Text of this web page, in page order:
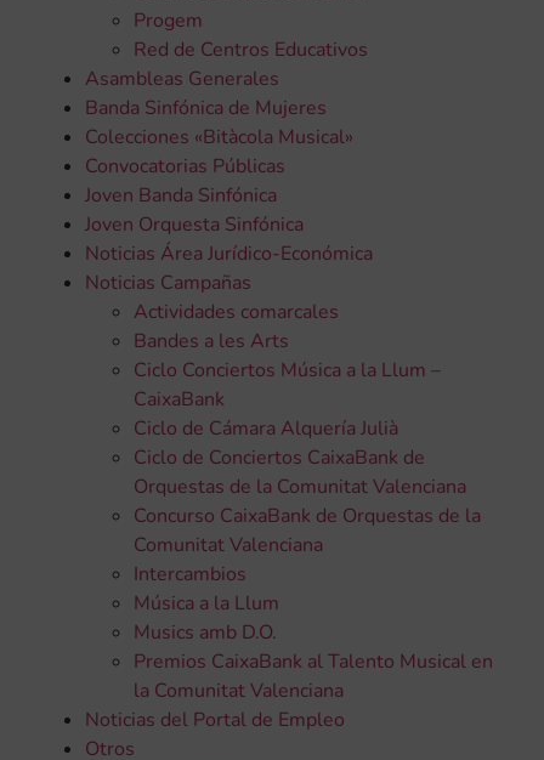
Progem
Red de Centros Educativos
Asambleas Generales
Banda Sinfónica de Mujeres
Colecciones «Bitàcola Musical»
Convocatorias Públicas
Joven Banda Sinfónica
Joven Orquesta Sinfónica
Noticias Área Jurídico-Económica
Noticias Campañas
Actividades comarcales
Bandes a les Arts
Ciclo Conciertos Música a la Llum –
CaixaBank
Ciclo de Cámara Alquería Julià
Ciclo de Conciertos CaixaBank de
Orquestas de la Comunitat Valenciana
Concurso CaixaBank de Orquestas de la
Comunitat Valenciana
Intercambios
Música a la Llum
Musics amb D.O.
Premios CaixaBank al Talento Musical en
la Comunitat Valenciana
Noticias del Portal de Empleo
Otros